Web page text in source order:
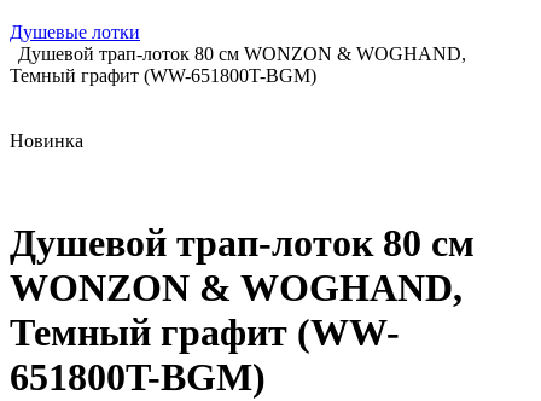
Душевые лотки
Душевой трап-лоток 80 см WONZON & WOGHAND,
Темный графит (WW-651800T-BGM)
Новинка
Душевой трап-лоток 80 см
WONZON & WOGHAND,
Темный графит (WW-
651800T-BGM)